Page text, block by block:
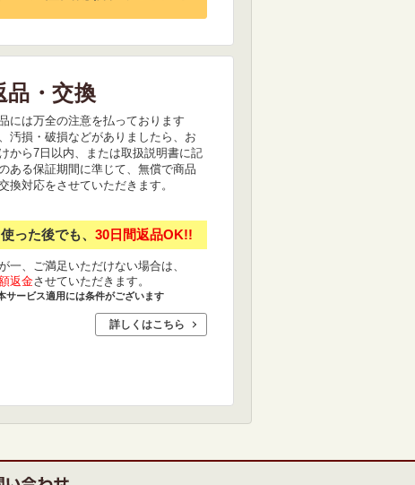
品・交換
には万全の注意を払っております
汚損・破損などがありましたら、お
から7日以内、または取扱説明書に記
ある保証期間に準じて、無償で商品
換対応をさせていただきます。
使った後でも、 30日間返品OK!!
一、ご満足いただけない場合は、
返金させていただきます。
サービス適用には条件がございます
詳しくはこちら